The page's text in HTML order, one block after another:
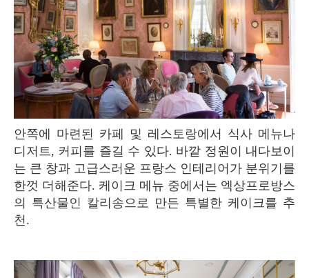
안쪽에 마련된 카페 및 레스토랑에서 식사 메뉴나
디저트, 커피를 즐길 수 있다. 바깥 정원이 내다보이
는 큰 창과 고급스러운 프랑스 인테리어가 분위기를
한껏 더해준다. 케이크 메뉴 중에서는 엑상프로방스
의 특산물인 칼리송으로 만든 특별한 케이크를 추
천.